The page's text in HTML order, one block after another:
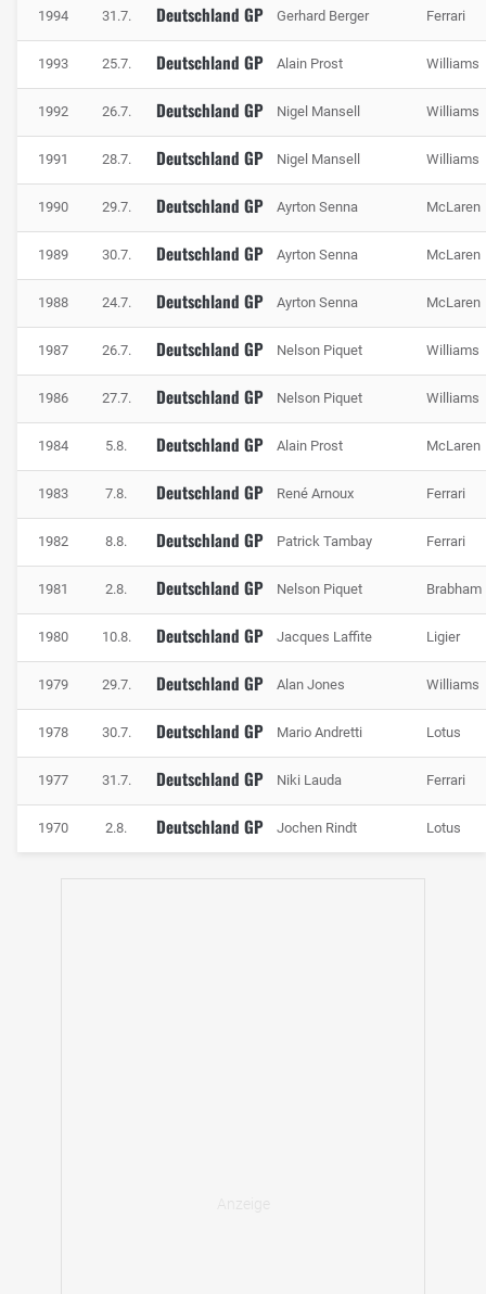
1994 31.7. Deutschland GP Gerhard Berger Ferrari
1993 25.7. Deutschland GP Alain Prost Williams
1992 26.7. Deutschland GP Nigel Mansell Williams
1991 28.7. Deutschland GP Nigel Mansell Williams
1990 29.7. Deutschland GP Ayrton Senna McLaren
1989 30.7. Deutschland GP Ayrton Senna McLaren
1988 24.7. Deutschland GP Ayrton Senna McLaren
1987 26.7. Deutschland GP Nelson Piquet Williams
1986 27.7. Deutschland GP Nelson Piquet Williams
1984 5.8. Deutschland GP Alain Prost McLaren
1983 7.8. Deutschland GP René Arnoux Ferrari
1982 8.8. Deutschland GP Patrick Tambay Ferrari
1981 2.8. Deutschland GP Nelson Piquet Brabham
1980 10.8. Deutschland GP Jacques Laffite Ligier
1979 29.7. Deutschland GP Alan Jones Williams
1978 30.7. Deutschland GP Mario Andretti Lotus
1977 31.7. Deutschland GP Niki Lauda Ferrari
1970 2.8. Deutschland GP Jochen Rindt Lotus